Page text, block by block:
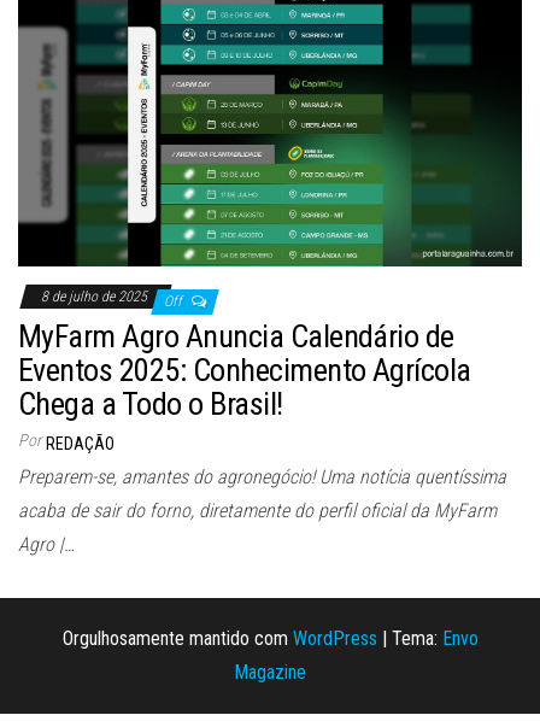
8 de julho de 2025 Off
MyFarm Agro Anuncia Calendário de
Eventos 2025: Conhecimento Agrícola
Chega a Todo o Brasil!
Por REDAÇÃO
Preparem-se, amantes do agronegócio! Uma notícia quentíssima
acaba de sair do forno, diretamente do perfil oficial da MyFarm
Agro |…
Orgulhosamente mantido com WordPress | Tema: Envo
Magazine